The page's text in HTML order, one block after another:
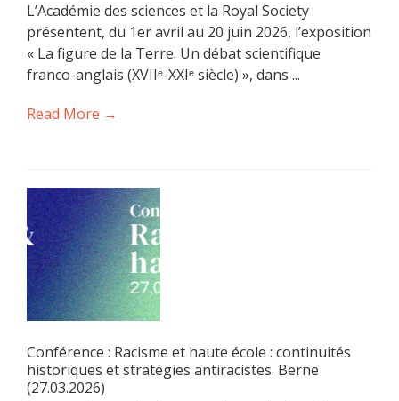
L’Académie des sciences et la Royal Society
présentent, du 1er avril au 20 juin 2026, l’exposition
« La figure de la Terre. Un débat scientifique
franco-anglais (XVIIᵉ-XXIᵉ siècle) », dans ...
Read More →
Conférence : Racisme et haute école : continuités
historiques et stratégies antiracistes. Berne
(27.03.2026)